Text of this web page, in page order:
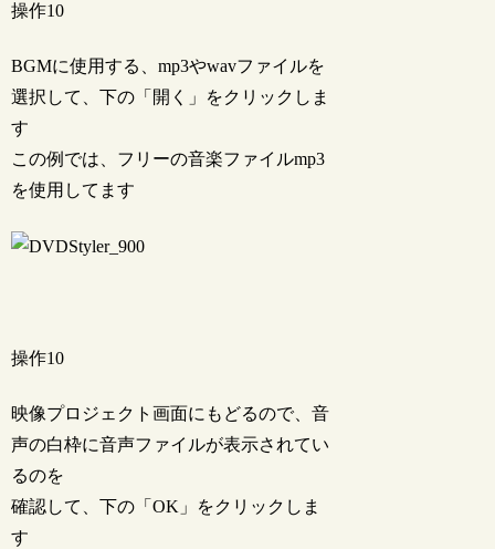
操作10
BGMに使用する、mp3やwavファイルを
選択して、下の「開く」をクリックしま
す
この例では、フリーの音楽ファイルmp3
を使用してます
操作10
映像プロジェクト画面にもどるので、音
声の白枠に音声ファイルが表示されてい
るのを
確認して、下の「OK」をクリックしま
す